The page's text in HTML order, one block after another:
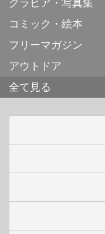
グラビア・写真集
コミック・絵本
フリーマガジン
アウトドア
全て見る